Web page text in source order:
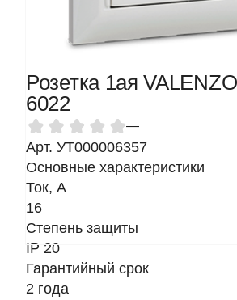
Розетка 1ая
6022
—
Арт. УТ000006357
Основные характеристики
Ток, A
16
Степень защиты
IP 20
Гарантийный срок
2 года